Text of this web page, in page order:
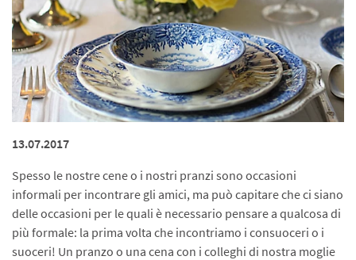
13.07.2017
Spesso le nostre cene o i nostri pranzi sono occasioni
informali per incontrare gli amici, ma può capitare che ci siano
delle occasioni per le quali è necessario pensare a qualcosa di
più formale: la prima volta che incontriamo i consuoceri o i
suoceri! Un pranzo o una cena con i colleghi di nostra moglie